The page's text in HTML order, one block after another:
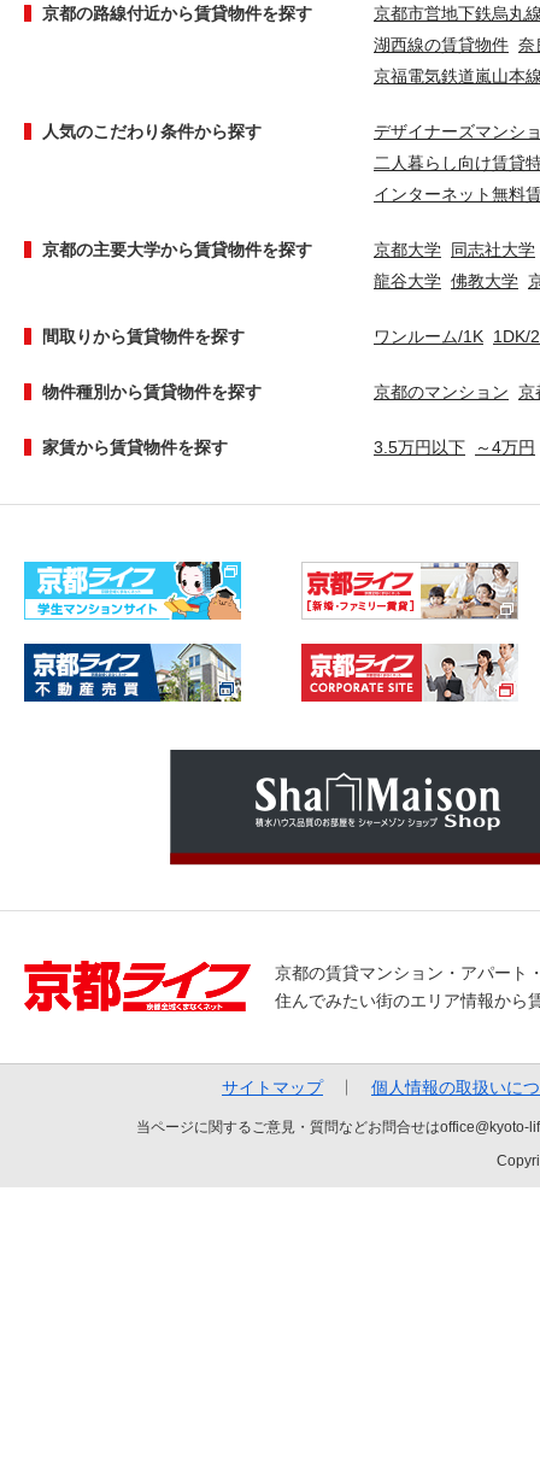
京都の路線付近から賃貸物件を探す
京都市営地下鉄烏丸
湖西線の賃貸物件 奈
京福電気鉄道嵐山本
人気のこだわり条件から探す
デザイナーズマンシ
二人暮らし向け賃貸
インターネット無料
京都の主要大学から賃貸物件を探す 京都大学 同志社大学
龍谷大学 佛教大学
間取りから賃貸物件を探す ワンルーム/1K 1DK/
物件種別から賃貸物件を探す 京都のマンション 京
家賃から賃貸物件を探す 3.5万円以下 ～4万円
京都の賃貸マンション・アパート
住んでみたい街のエリア情報から
サイトマップ 個人情報の取扱いに
当ページに関するご意見・質問などお問合せは